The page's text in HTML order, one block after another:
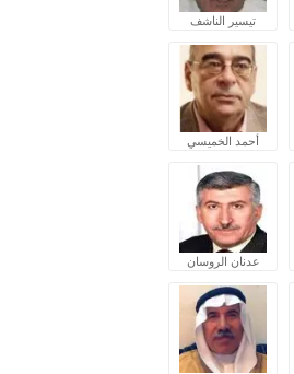
تيسير الناشف
أحمد الخميسي
عدنان الروسان